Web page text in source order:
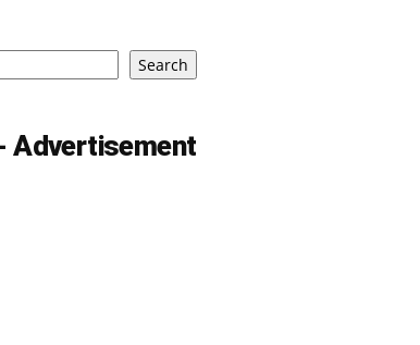
Search
Advertisement